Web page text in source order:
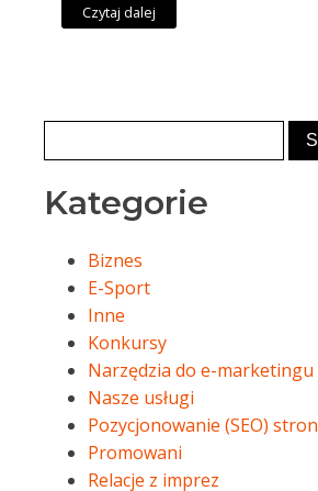
Czytaj dalej
Kategorie
Biznes
E-Sport
Inne
Konkursy
Narzędzia do e-marketingu
Nasze usługi
Pozycjonowanie (SEO) stron
Promowani
Relacje z imprez